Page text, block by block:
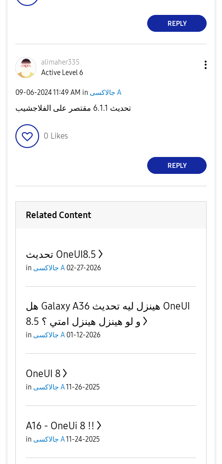
REPLY
alimaher335
Active Level 6
‎09-06-202411:49 AM in جالاكسى A
تحديث 6.1.1 مقتصر على الفلاجشيب
0 Likes
REPLY
Related Content
تحديث OneUI8.5
in جالاكسى A 02-27-2026
هل Galaxy A36 هينزل ليه تحديث OneUI
8.5 و لو هينزل هينزل امتي ؟
in جالاكسى A 01-12-2026
OneUI 8
in جالاكسى A11-26-2025
A16 - OneUi 8 !!
in جالاكسى A11-24-2025